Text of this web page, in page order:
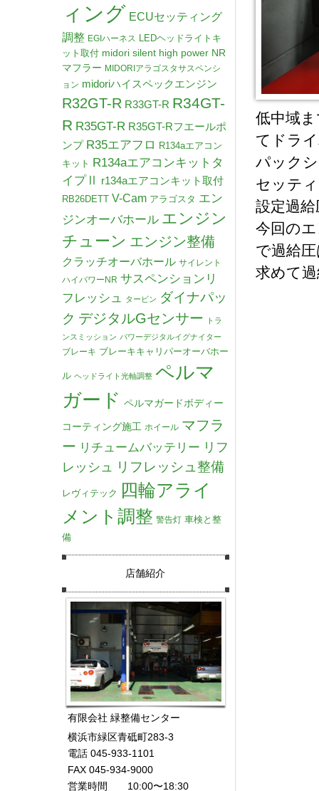
低中域
てドラ
パック
セッテ
設定過
今回の
で過給
求めて
ィング ECUセッティング
調整 EGIハーネス LEDヘッドライトキ
ット取付 midori silent high power NR
マフラー MIDORIアラゴスタサスペンシ
ョン midoriハイスペックエンジン
R32GT-R R33GT-R R34GT-
R R35GT-R R35GT-Rフエールポ
ンプ R35エアフロ R134aエアコン
キット R134aエアコンキットタ
イプⅡ
r134aエアコンキット取付
RB26DETT V-Cam アラゴスタ エン
ジンオーバホール エンジン
チューン エンジン整備
クラッチオーバホール サイレント
ハイパワーNR サスペンションリ
フレッシュ
タービン ダイナパッ
ク デジタルGセンサー
トラ
ンスミッション パワーデジタルイグナイター
ブレーキ ブレーキキャリパーオーバホー
ル ヘッドライト光軸調整 ペルマ
ガード ペルマガードボディー
コーティング施工 ホイール マフラ
ー リチュームバッテリー リフ
レッシュ
リフレッシュ整備
レヴィテック 四輪アライ
メント調整 警告灯 車検と整
備
店舗紹介
有限会社 緑整備センター
横浜市緑区青砥町283-3
電話 045-933-1101
FAX 045-934-9000
営業時間 10:00〜18:30